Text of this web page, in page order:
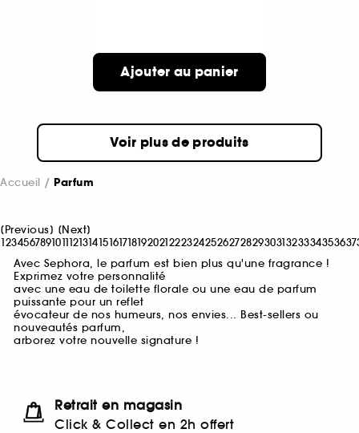
Ajouter au panier
Voir plus de produits
Accueil Parfum
[Previous] [Next]
12345678910111213141516171819202122232425262728293031323334353637
Avec Sephora, le parfum est bien plus qu'une fragrance !
Exprimez votre personnalité
avec une eau de toilette florale ou une eau de parfum
puissante pour un reflet
évocateur de nos humeurs, nos envies... Best-sellers ou
nouveautés parfum,
arborez votre nouvelle signature !
Retrait en magasin
Click & Collect en 2h offert